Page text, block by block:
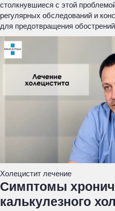
столкнувшиеся с этой
регулярных обследований и
для предотвращения
Холецистит лечение
Симптомы
калькулезного